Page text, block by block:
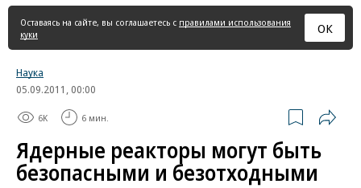
страница
Оставаясь на сайте, вы соглашаетесь с правилами использования
куки
ОК
Наука
05.09.2011, 00:00
6K 6 мин.
Ядерные реакторы могут быть
безопасными и безотходными